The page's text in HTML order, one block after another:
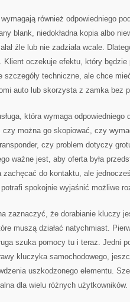
również odpowiedniego
blank, niedokładna kopia albo
źle lub nie zadziała wcale.
Klient oczekuje efektu, który będzie
szczegóły techniczne, ale chce
auto lub skorzysta z zamka bez
która wymaga
można go skopiować, czy
czy problem dotyczy
ważne jest, aby oferta była
zachęcać do kontaktu, ale
spokojnie wyjaśnić możliwe
zaznaczyć, że dorabianie kluczy
muszą działać natychmiast.
szuka pomocy tu i teraz. Jedni
kluczyka samochodowego,
uszkodzonego elementu.
dla wielu różnych użytkowników.